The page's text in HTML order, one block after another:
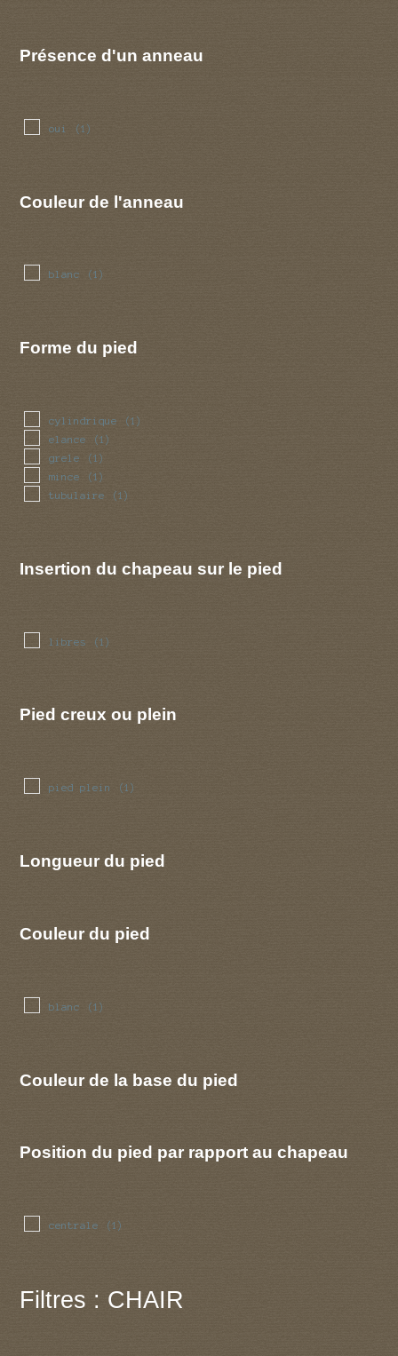
Présence d'un anneau
oui (1)
Couleur de l'anneau
blanc (1)
Forme du pied
cylindrique (1)
elance (1)
grele (1)
mince (1)
tubulaire (1)
Insertion du chapeau sur le pied
libres (1)
Pied creux ou plein
pied plein (1)
Longueur du pied
Couleur du pied
blanc (1)
Couleur de la base du pied
Position du pied par rapport au chapeau
centrale (1)
Filtres : CHAIR